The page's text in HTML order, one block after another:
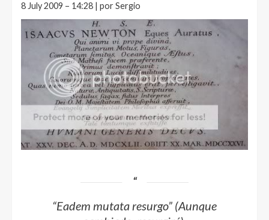
8 July 2009 – 14:28 | por Sergio
“Eadem mutata resurgo” (Aunque